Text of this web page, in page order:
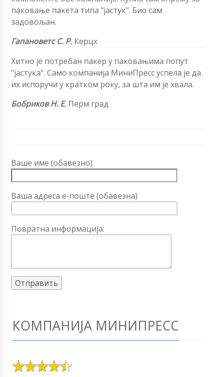
паковање пакета типа "јастук". Био сам
задовољан.
Гапановетс С. Р, Керцх
Хитно је потребан пакер у паковањима попут
"јастука". Само компанија МиниПресс успела је да
их испоручи у кратком року, за шта им је хвала.
Бобриков Н. Е, Перм град
Ваше име (обавезно)
Ваша адреса е-поште (обавезна)
Повратна информација:
КОМПАНИЈА МИНИПРЕСС